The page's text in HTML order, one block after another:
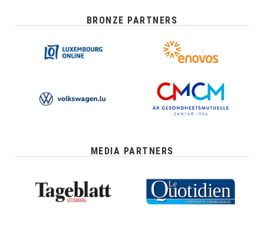
BRONZE PARTNERS
MEDIA PARTNERS